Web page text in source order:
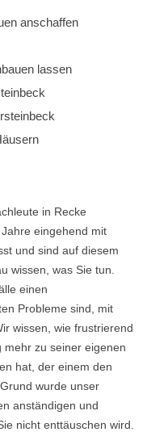
anschaffen
lassen
in Recke
eingehend mit
und sind auf diesem
wissen, was Sie tun.
einen
Probleme sind, mit
wissen, wie frustrierend
zu seiner eigenen
hat, der einem den
wurde unser
anständigen und
nicht enttäuschen wird.